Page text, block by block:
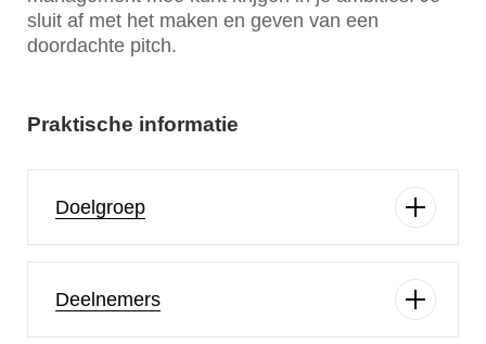
sluit af met het maken en geven van een
doordachte pitch.
Praktische informatie
Doelgroep
Deelnemers